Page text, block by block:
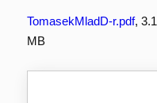
TomasekMladD-r.pdf, 3.1
MB